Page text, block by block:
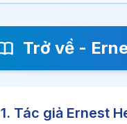
Trở về -
1. Tác giả Ernest